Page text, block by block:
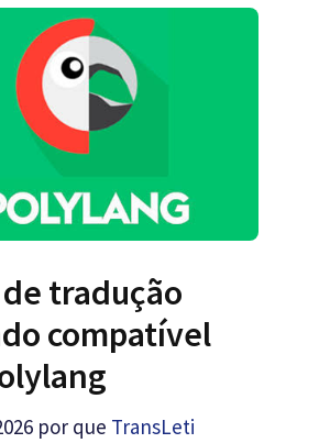
tradução
compatível
por que TransLeti